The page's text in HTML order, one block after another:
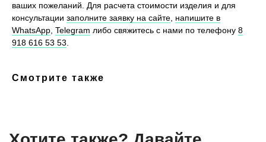
ваших пожеланий. Для расчета стоимости изделия и для
консультации заполните заявку на сайте напишите в
WhatsApp Telegram либо свяжитесь с нами по телефону 8
918 616 53 53
Смотрите также